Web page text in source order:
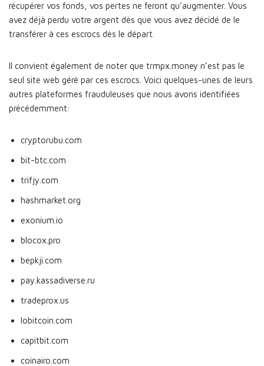
récupérer vos fonds, vos pertes ne feront qu’augmenter. Vous
avez déjà perdu votre argent dès que vous avez décidé de le
transférer à ces escrocs dès le départ.
Il convient également de noter que trmpx.money n’est pas le
seul site web géré par ces escrocs. Voici quelques-unes de leurs
autres plateformes frauduleuses que nous avons identifiées
précédemment:
cryptorubu.com
bit-btc.com
trifjy.com
hashmarket.org
exonium.io
blocox.pro
bepkji.com
pay.kassadiverse.ru
tradeprox.us
lobitcoin.com
capitbit.com
coinairo.com